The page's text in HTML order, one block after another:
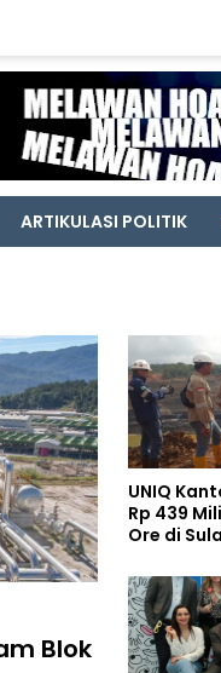
ARTIKULASI POLITIK
Blok
UNIQ
Rp 439
Ore di